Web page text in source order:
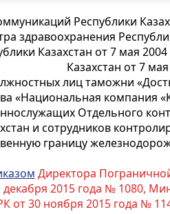
Республики
здравоохранения
Казахстан от 7 мая
Казахстан от 7
лиц таможни
«Национальная компания
Отдельного
и сотрудников
границу
Директора
2015 года № 1080,
30 ноября 2015 года №